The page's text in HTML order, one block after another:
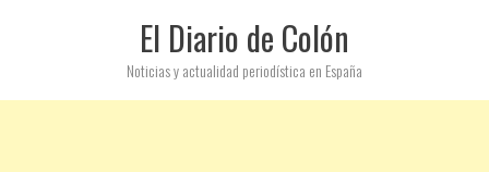
El Diario de Colón
Noticias y actualidad periodística en España